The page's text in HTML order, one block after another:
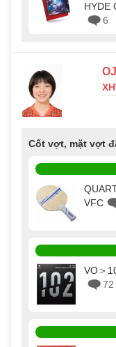
HYDE
6
Cốt vợt, mặt vợt
VFC
VO＞
72